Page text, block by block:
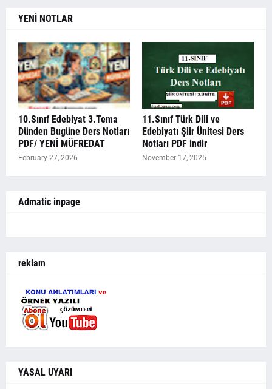
YENİ NOTLAR
10.Sınıf Edebiyat 3.Tema
Dünden Bugüne Ders Notları
PDF/ YENİ MÜFREDAT
February 27, 2026
11.Sınıf Türk Dili ve
Edebiyatı Şiir Ünitesi Ders
Notları PDF indir
November 17, 2025
Admatic inpage
reklam
YASAL UYARI